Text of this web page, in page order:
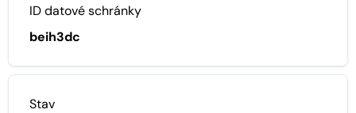
ID datové schránky
beih3dc
Stav